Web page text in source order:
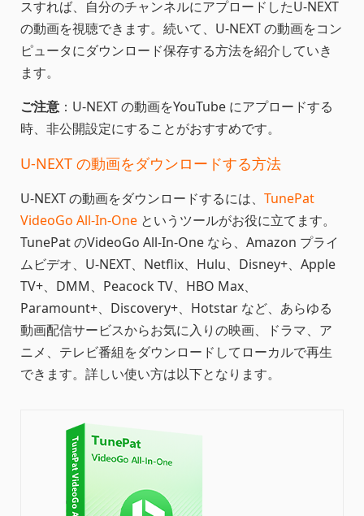
スすれば、自分のチャンネルにアプロードしたU-NEXT
の動画を視聴できます。続いて、U-NEXT の動画をコン
ピュータにダウンロード保存する方法を紹介していき
ます。
ご注意 ：U-NEXT の動画をYouTube にアプロードする
時、非公開設定にすることがおすすめです。
U-NEXT の動画をダウンロードする方法
U-NEXT の動画をダウンロードするには、 TunePat
VideoGo All-In-One というツールがお役に立てます。
TunePat のVideoGo All-In-One なら、Amazon プライ
ムビデオ、U-NEXT、Netflix、Hulu、Disney+、Apple
TV+、DMM、Peacock TV、HBO Max、
Paramount+、Discovery+、Hotstar など、あらゆる
動画配信サービスからお気に入りの映画、ドラマ、ア
ニメ、テレビ番組をダウンロードしてローカルで再生
できます。詳しい使い方は以下となります。